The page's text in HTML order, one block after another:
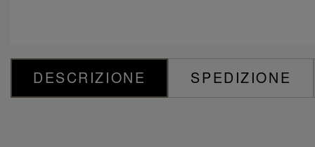
DESCRIZIONE SPEDIZIONE